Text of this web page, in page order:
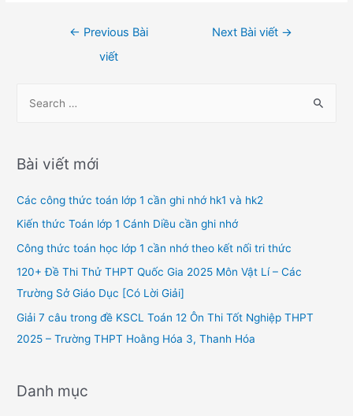
← Previous Bài
viết
Next Bài viết →
r
h
f
o
Bài viết mới
Các công thức toán lớp 1 cần ghi nhớ hk1 và hk2
Kiến thức Toán lớp 1 Cánh Diều cần ghi nhớ
Công thức toán học lớp 1 cần nhớ theo kết nối tri thức
120+ Đề Thi Thử THPT Quốc Gia 2025 Môn Vật Lí – Các
Trường Sở Giáo Dục [Có Lời Giải]
Giải 7 câu trong đề KSCL Toán 12 Ôn Thi Tốt Nghiệp THPT
2025 – Trường THPT Hoằng Hóa 3, Thanh Hóa
Danh mục